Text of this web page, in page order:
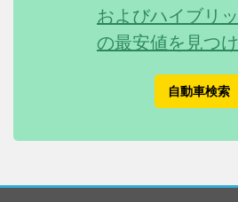
およびハイブリ
の最安値を見つ
自動車検索